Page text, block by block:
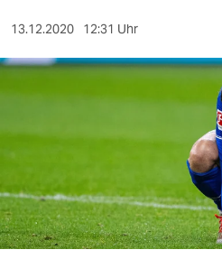
kultur
sport
berlin
wahrheit
verlag
13.12.2020 12:31 Uhr